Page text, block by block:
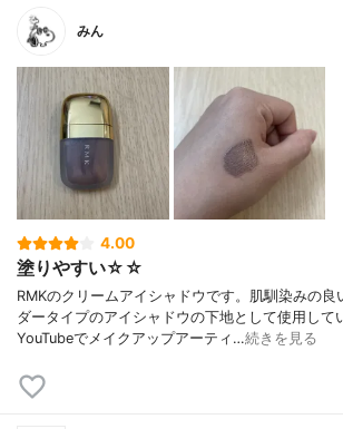
みん
4.00
塗りやすい☆☆
RMKのクリームアイシャドウです。肌馴染みの良
ダータイプのアイシャドウの下地として使用して
YouTubeでメイクアップアーティ…続きを見る